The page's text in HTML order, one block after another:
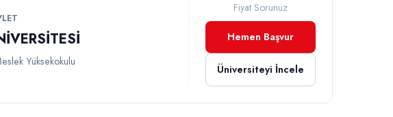
Yüksekokulu
Fiyat Sorunuz
Hemen Başvur
Üniversiteyi İncele